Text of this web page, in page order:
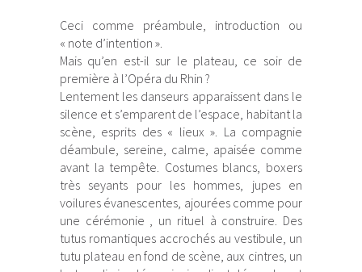
Ceci comme préambule, introduction ou
« note d’intention ».
Mais qu’en est-il sur le plateau, ce soir de
première à l’Opéra du Rhin ?
Lentement les danseurs apparaissent dans le
silence et s’emparent de l’espace, habitant la
scène, esprits des « lieux ». La compagnie
déambule, sereine, calme, apaisée comme
avant la tempête. Costumes blancs, boxers
très seyants pour les hommes, jupes en
voilures évanescentes, ajourées comme pour
une cérémonie , un rituel à construire. Des
tutus romantiques accrochés au vestibule, un
tutu plateau en fond de scène, aux cintres, un